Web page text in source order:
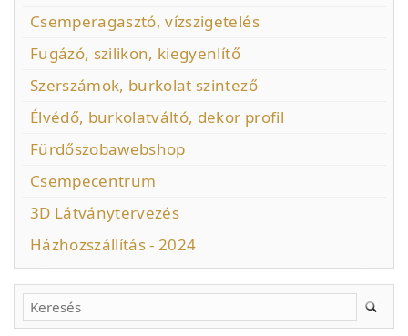
Csemperagasztó, vízszigetelés
Fugázó, szilikon, kiegyenlítő
Szerszámok, burkolat szintező
Élvédő, burkolatváltó, dekor profil
Fürdőszobawebshop
Csempecentrum
3D Látványtervezés
Házhozszállítás - 2024